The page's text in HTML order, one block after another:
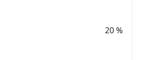
20%